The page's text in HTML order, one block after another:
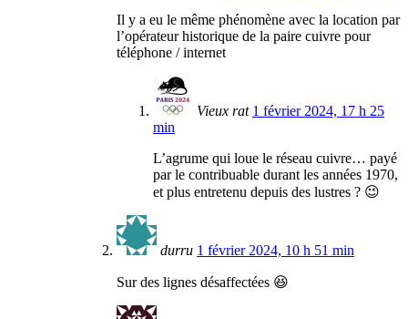
Il y a eu le même phénomène avec la location par
l’opérateur historique de la paire cuivre pour
téléphone / internet
Vieux rat 1 février 2024, 17 h 25
min
L’agrume qui loue le réseau cuivre… payé
par le contribuable durant les années 1970,
et plus entretenu depuis des lustres ? 😉
durru 1 février 2024, 10 h 51 min
Sur des lignes désaffectées 😆